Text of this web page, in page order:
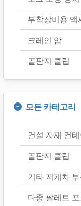
부착장비용 액
크레인 암
골판지 클립
모든 카테고리
건설 자재 컨
골판지 클립
기타 지게차
다중 팔레트